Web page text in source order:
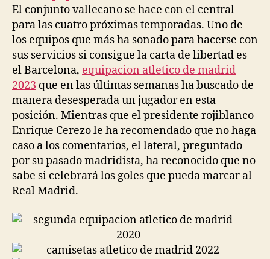
El conjunto vallecano se hace con el central
para las cuatro próximas temporadas. Uno de
los equipos que más ha sonado para hacerse con
sus servicios si consigue la carta de libertad es
el Barcelona, equipacion atletico de madrid
2023 que en las últimas semanas ha buscado de
manera desesperada un jugador en esta
posición. Mientras que el presidente rojiblanco
Enrique Cerezo le ha recomendado que no haga
caso a los comentarios, el lateral, preguntado
por su pasado madridista, ha reconocido que no
sabe si celebrará los goles que pueda marcar al
Real Madrid.